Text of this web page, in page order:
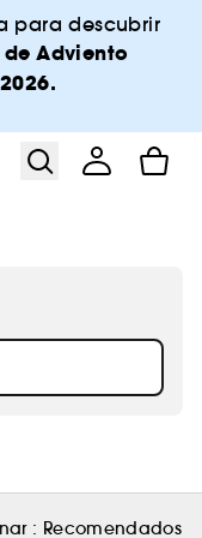
para descubrir
Adviento
: Recomendados